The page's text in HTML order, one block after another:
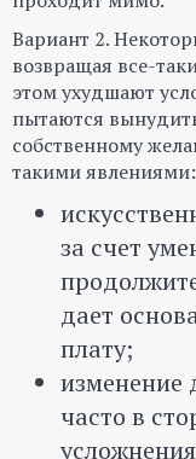
Вариант 2.
возвращая все-
этом ухудшают
пытаются
собственному
такими явлениями:
за счет
дает
плату;
изменение
часто в